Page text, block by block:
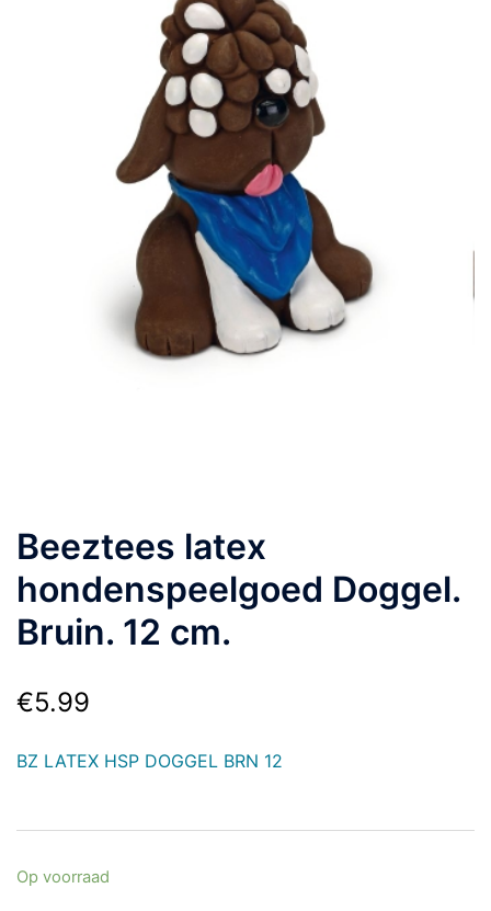
Beeztees latex
hondenspeelgoed Doggel.
Bruin. 12 cm.
€5.99
BZ LATEX HSP DOGGEL BRN 12
Op voorraad